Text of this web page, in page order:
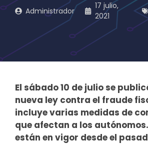
Administrador
17 julio,
2021
El sábado 10 de julio se
nueva ley contra el fraude
incluye varias medidas de
que afectan a los
están en vigor desde el